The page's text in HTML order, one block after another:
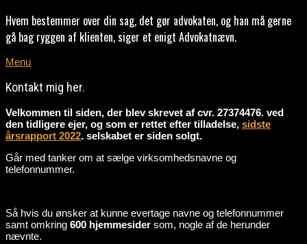
Hvem bestemmer over din sag, det gør advokaten, og han må gerne
gå bag ryggen af klienten, siger et enigt Advokatnævn.
Menu
Kontakt mig her.
Velkommen til siden, der blev skrevet af cvr. 27374476. ved
den tidligere ejer, og som er rettet efter tilladelse, sidste
årsrapport 2022. selskabet er siden solgt.
Går med tanker om at sælge virksomhedsnavne og
telefonnummer.
Så hvis du ønsker at kunne evertage navne og telefonnummer
samt omkring 600 hjemmesider som, nogle af de herunder
nævnte.